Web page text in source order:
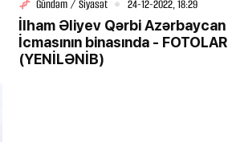
Gündəm / Siyasət 24-12-2022, 18:29
İlham Əliyev Qərbi Azərbaycan
İcmasının binasında - FOTOLAR
(YENİLƏNİB)